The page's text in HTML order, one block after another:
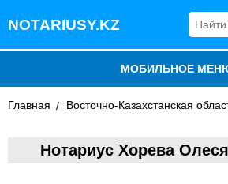
NOTARIUSY.KZ
МОБИЛЬНОЕ
БЛОГ
ДОБАВИТЬ КОМПАНИЮ
Главная Восточно-Казахстанская
Нотариус Хорева